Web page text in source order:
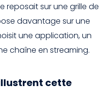
reposait sur une grille de
davantage sur une
une application, un
chaîne en streaming.
cette